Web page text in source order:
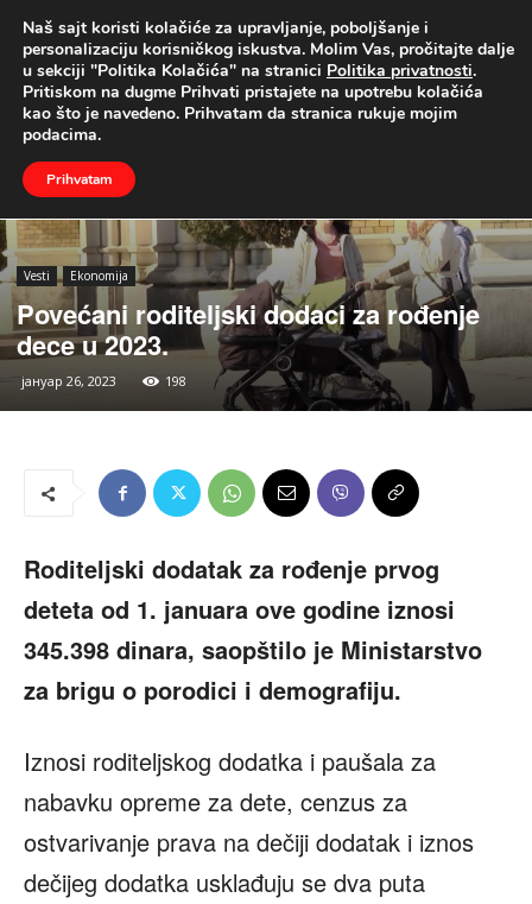
UŽIVO
Naslovna Vesti Ekonomija
Vesti Ekonomija
Povećani roditeljski dodaci za rođenje
dece u 2023.
јануар 26, 2023 198
Roditeljski dodatak za rođenje prvog
deteta od 1. januara ove godine iznosi
345.398 dinara, saopštilo je Ministarstvo
za brigu o porodici i demografiju.
Iznosi roditeljskog dodatka i paušala za
nabavku opreme za dete, cenzus za
ostvarivanje prava na dečiji dodatak i iznos
dečijeg dodatka usklađuju se dva puta
Naš sajt koristi kolačiće za upravljanje, poboljšanje i
personalizaciju korisničkog iskustva. Molim Vas, pročitajte dalje
u sekciji "Politika Kolačića" na stranici Politika privatnosti.
Pritiskom na dugme Prihvati pristajete na upotrebu kolačića
kao što je navedeno. Prihvatam da stranica rukuje mojim
podacima.
Prihvatam